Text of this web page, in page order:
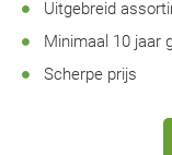
Uitgebreid
Minimaal 10 jaar
Scherpe prijs